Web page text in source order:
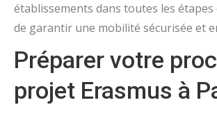
établissements dans toutes les
de garantir une mobilité sécurisée et
Préparer votre
projet Erasmus à